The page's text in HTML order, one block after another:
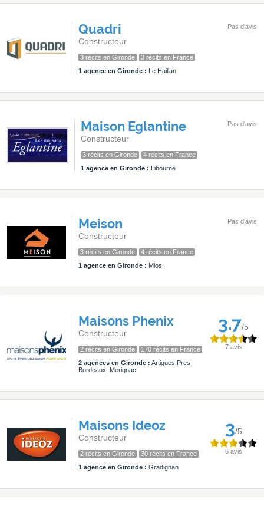
Quadri
Constructeur
3 récits en Gironde
3 récits en France
1 agence en Gironde : Le Haillan
Pas d'avis
Maison Eglantine
Constructeur
3 récits en Gironde
4 récits en France
1 agence en Gironde : Libourne
Pas d'avis
Meison
Constructeur
3 récits en Gironde
4 récits en France
1 agence en Gironde : Mios
Pas d'avis
Maisons Phenix
Constructeur
2 récits en Gironde
170 récits en France
2 agences en Gironde : Artigues Pres
Bordeaux, Merignac
3.7/5
7 avis
Maisons Ideoz
Constructeur
2 récits en Gironde
30 récits en France
1 agence en Gironde : Gradignan
3/5
6 avis